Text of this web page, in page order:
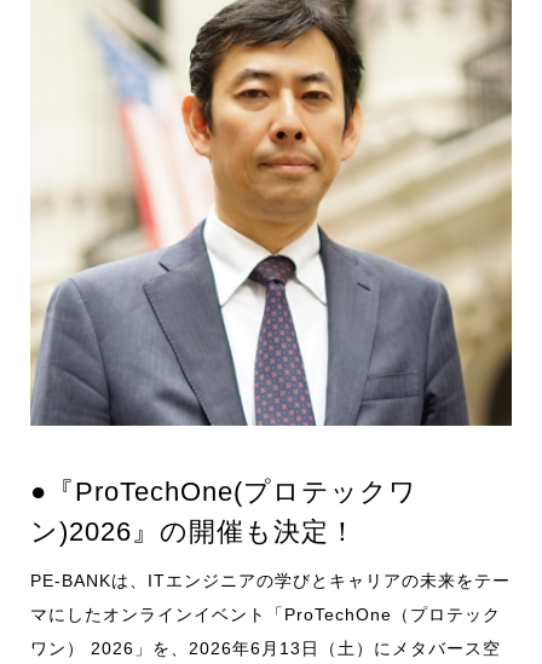
●『ProTechOne(プロテックワ
ン)2026』の開催も決定！
PE-BANKは、ITエンジニアの学びとキャリアの未来をテー
マにしたオンラインイベント「ProTechOne（プロテック
ワン） 2026」を、2026年6月13日（土）にメタバース空